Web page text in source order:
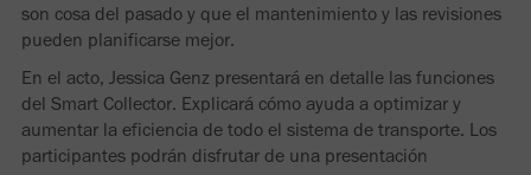
son cosa del pasado y que el mantenimiento y las revisiones
pueden planificarse mejor.
En el acto, Jessica Genz presentará en detalle las funciones
del Smart Collector. Explicará cómo ayuda a optimizar y
aumentar la eficiencia de todo el sistema de transporte. Los
participantes podrán disfrutar de una presentación